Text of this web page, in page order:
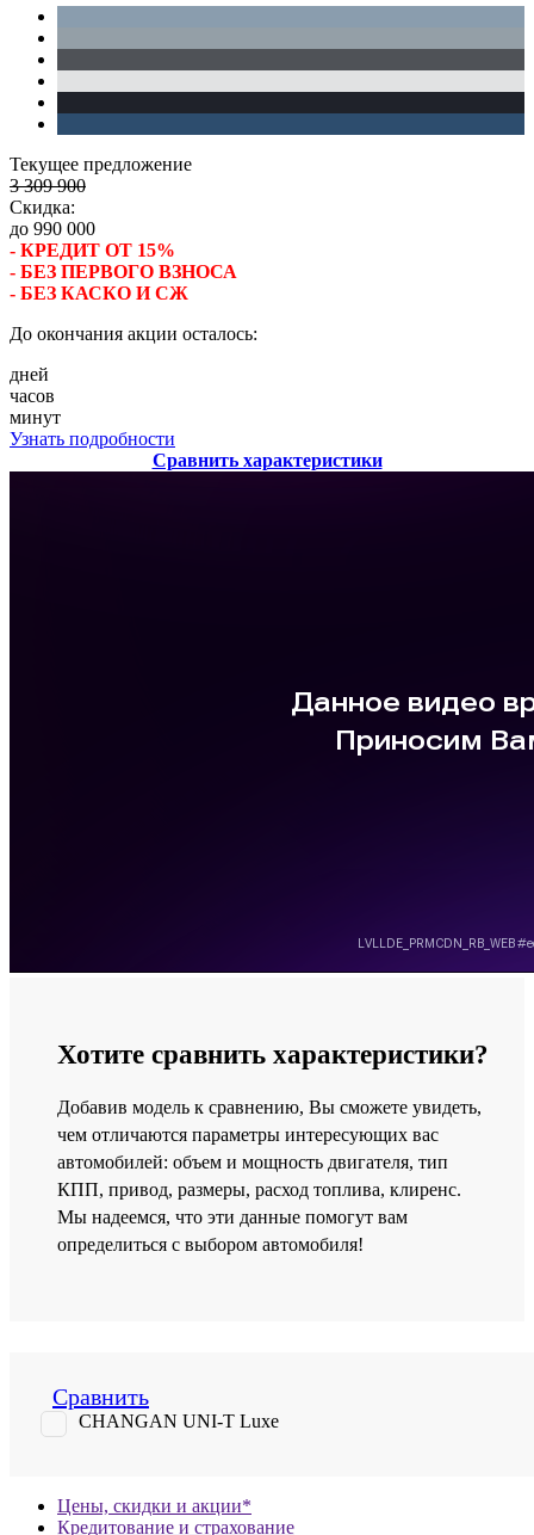
Текущее предложение
3 309 900
Скидка:
до 990 000
- КРЕДИТ ОТ 15%
- БЕЗ ПЕРВОГО ВЗНОСА
- БЕЗ КАСКО И СЖ
До окончания акции осталось:
дней
часов
минут
Узнать подробности
Сравнить характеристики
Хотите сравнить характеристики?
Добавив модель к сравнению, Вы сможете увидеть,
чем отличаются параметры интересующих вас
автомобилей: объем и мощность двигателя, тип
КПП, привод, размеры, расход топлива, клиренс.
Мы надеемся, что эти данные помогут вам
определиться с выбором автомобиля!
Сравнить
CHANGAN UNI-T Luxe
Цены, скидки и акции*
Кредитование и страхование